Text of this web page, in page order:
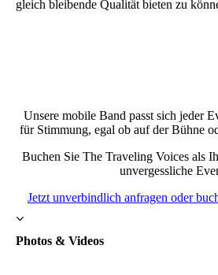
gleich bleibende Qualität bieten zu
Unsere mobile Band passt sich jeder
für Stimmung, egal ob auf der Bühne
Buchen Sie The Traveling Voices als
unvergessliche
Jetzt unverbindlich anfragen oder
Photos & Videos